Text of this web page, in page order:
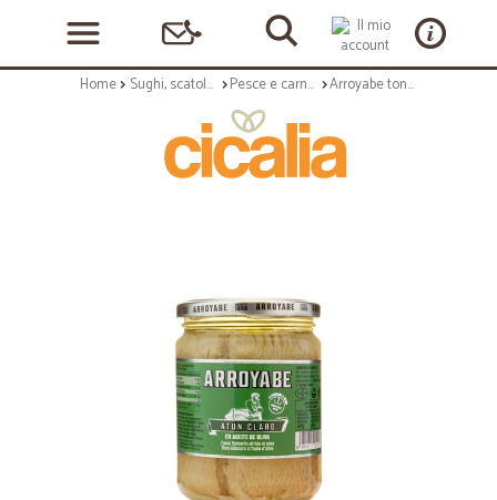
Home Sughi, scatolame e condimenti Pesce e carne in scatola Arroyabe tonno yellowfin olio oliva ml 212